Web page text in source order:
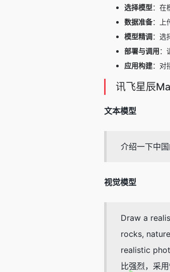
选择模型：在
数据准备：上
模型精调：选
部署与调用：
应用构建：对
讯飞星辰
文本模型
介绍一下中
视觉模型
Draw a
rocks,
realistic
比强烈，采